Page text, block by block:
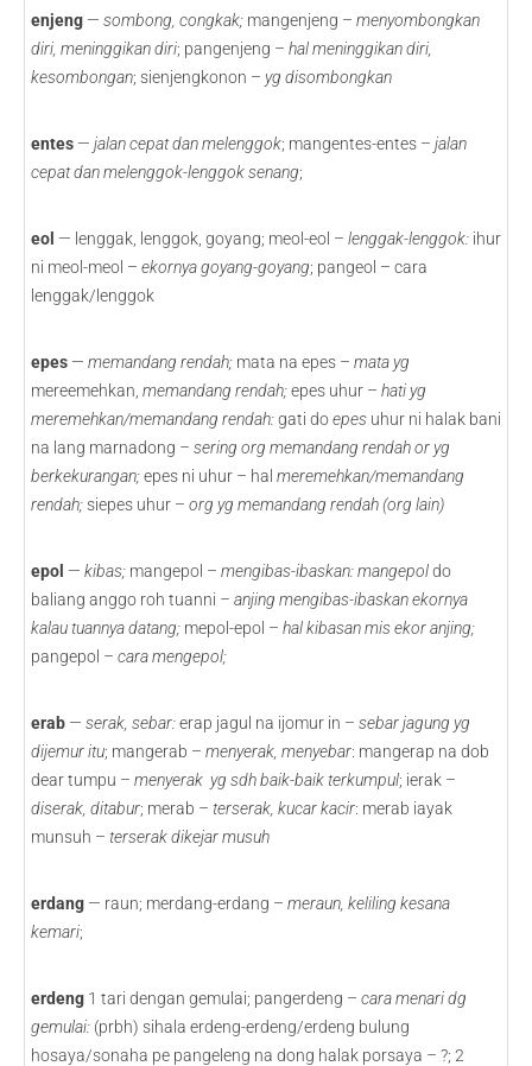
enjeng — sombong, congkak; mangenjeng – menyombongkan
diri, meninggikan diri; pangenjeng – hal meninggikan diri,
kesombongan; sienjengkonon – yg disombongkan
entes — jalan cepat dan melenggok; mangentes-entes – jalan
cepat dan melenggok-lenggok senang;
eol — lenggak, lenggok, goyang; meol-eol – lenggak-lenggok: ihur
ni meol-meol – ekornya goyang-goyang; pangeol – cara
lenggak/lenggok
epes — memandang rendah; mata na epes – mata yg
mereemehkan, memandang rendah;epes uhur – hati yg
meremehkan/memandang rendah:gati doepes uhur ni halak bani
na lang marnadong – sering org memandang rendah or yg
berkekurangan;epes ni uhur – hal meremehkan/memandang
rendah;siepes uhur – org yg memandang rendah (org lain)
epol — kibas; mangepol – mengibas-ibaskan: mangepoldo
baliang anggo roh tuanni – anjing mengibas-ibaskan ekornya
kalau tuannya datang; mepol-epol – hal kibasan mis ekor anjing;
pangepol – cara mengepol;
erab — serak, sebar:erap jagul na ijomur in – sebar jagung yg
dijemur itu; mangerab – menyerak, menyebar: mangerap na dob
dear tumpu – menyerak yg sdh baik-baik terkumpul; ierak –
diserak, ditabur; merab – terserak, kucar kacir: merab iayak
munsuh – terserak dikejar musuh
erdang — raun; merdang-erdang – meraun, keliling kesana
kemari;
erdeng 1 tari dengan gemulai; pangerdeng – cara menari dg
gemulai: (prbh) sihala erdeng-erdeng/erdeng bulung
hosaya/sonaha pe pangeleng na dong halak porsaya – ?; 2